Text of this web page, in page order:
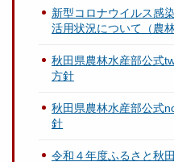
新型コロナウイルス感
活用状況について（農
秋田県農林水産部公式
方針
秋田県農林水産部公式
針
令和４年度ふるさと秋